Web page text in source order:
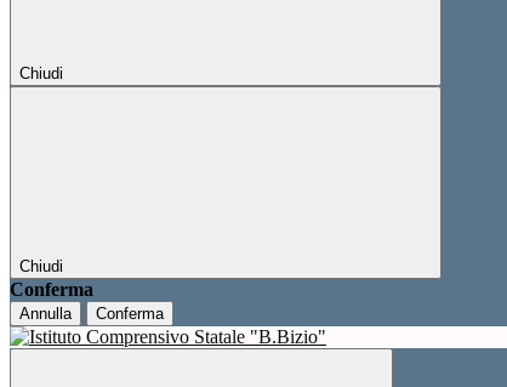
Chiudi
Chiudi
Conferma
Annulla Conferma